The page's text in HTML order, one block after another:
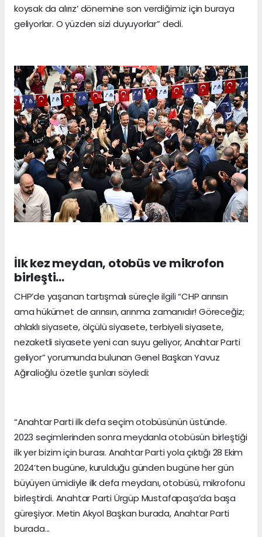
koysak da alırız’ dönemine son verdiğimiz için buraya
geliyorlar. O yüzden sizi duyuyorlar” dedi.
İlk kez meydan, otobüs ve mikrofon
birleşti…
CHP’de yaşanan tartışmalı süreçle ilgili “CHP arınsın
ama hükümet de arınsın, arınma zamanıdır! Göreceğiz;
ahlaklı siyasete, ölçülü siyasete, terbiyeli siyasete,
nezaketli siyasete yeni can suyu geliyor, Anahtar Parti
geliyor” yorumunda bulunan Genel Başkan Yavuz
Ağıralioğlu özetle şunları söyledi:
“Anahtar Parti ilk defa seçim otobüsünün üstünde.
2023 seçimlerinden sonra meydanla otobüsün birleştiği
ilk yer bizim için burası. Anahtar Parti yola çıktığı 28 Ekim
2024’ten bugüne, kurulduğu günden bugüne her gün
büyüyen ümidiyle ilk defa meydanı, otobüsü, mikrofonu
birleştirdi. Anahtar Parti Ürgüp Mustafapaşa’da başa
güreşiyor. Metin Akyol Başkan burada, Anahtar Parti
burada...